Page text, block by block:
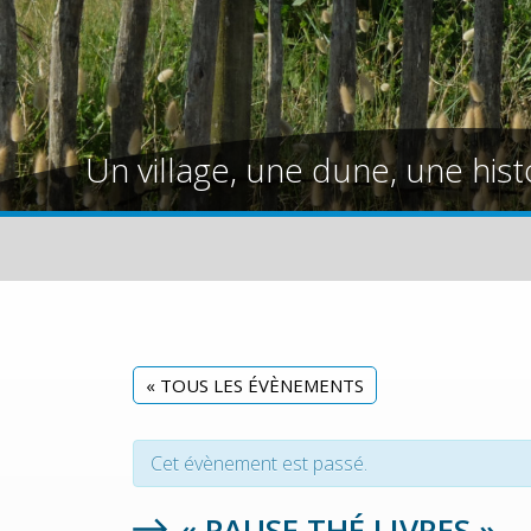
Un village, une dune, une
« TOUS LES ÉVÈNEMENTS
Cet évènement est passé.